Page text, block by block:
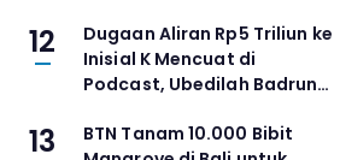
12
Dugaan Aliran Rp5 Triliun ke
Inisial K Mencuat di
Podcast, Ubedilah Badrun
Diserahkan ke KPK
13
BTN Tanam 10.000 Bibit